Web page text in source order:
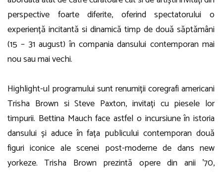
perspective foarte diferite, oferind spectatorului o
experiență incitantă si dinamică timp de două săptămâni
(15 – 31 august) în compania dansului contemporan mai
nou sau mai vechi.
Highlight-ul programului sunt renumiții coregrafi americani
Trisha Brown si Steve Paxton, invitați cu piesele lor
timpurii. Bettina Mauch face astfel o incursiune în istoria
dansului și aduce în fața publicului contemporan două
figuri iconice ale scenei post-moderne de dans new
yorkeze. Trisha Brown prezintă opere din anii ’70,